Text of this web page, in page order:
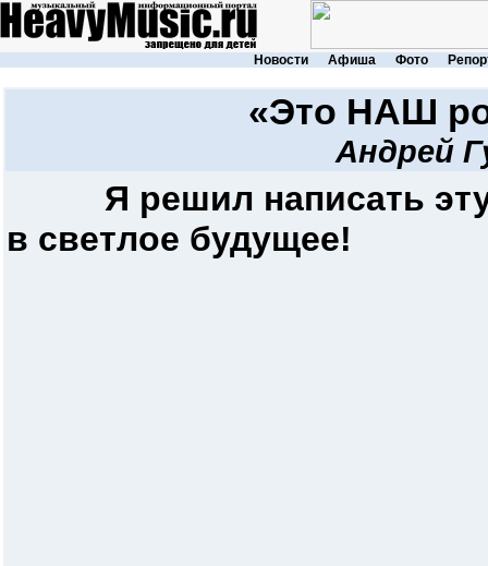
Новости Афиша Фото
«Это НАШ
Андрей
Я решил написать
в светлое будущее!